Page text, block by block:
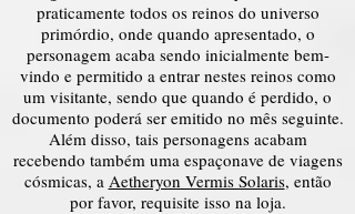
praticamente todos os reinos do universo
primórdio, onde quando apresentado, o
personagem acaba sendo inicialmente bem-
vindo e permitido a entrar nestes reinos como
um visitante, sendo que quando é perdido, o
documento poderá ser emitido no mês seguinte.
Além disso, tais personagens acabam
recebendo também uma espaçonave de viagens
cósmicas, a Aetheryon Vermis Solaris, então
por favor, requisite isso na loja.